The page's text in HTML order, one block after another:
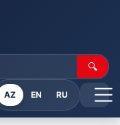
🔍
AZ EN RU